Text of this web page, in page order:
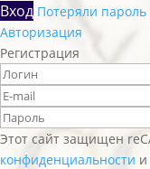
Вход Потеряли пароль
Авторизация
Регистрация
Этот сайт защищен
конфиденциальности и